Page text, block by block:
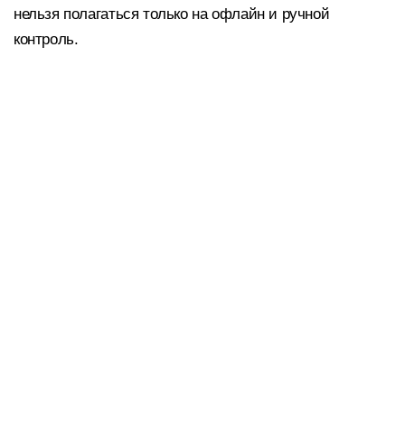
нельзя полагаться только на офлайн и ручной
контроль.